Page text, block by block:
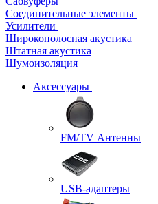
Соединительные элементы
Усилители
Широкополосная акустика
Штатная акустика
Шумоизоляция
Аксессуары
FM/TV Антенны
USB-адаптеры